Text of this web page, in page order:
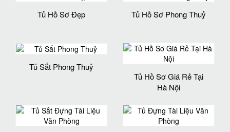
Tủ Hồ Sơ Đẹp Tủ Hồ Sơ Phong Thuỷ
Tủ Sắt Phong Thuỷ
Tủ Hồ Sơ Giá Rẻ Tại
Hà Nội